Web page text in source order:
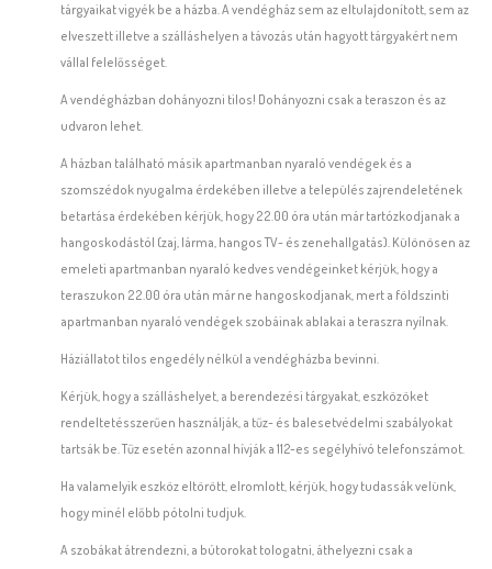
tárgyaikat vigyék be a házba. A vendégház sem az eltulajdonított, sem az
elveszett illetve a szálláshelyen a távozás után hagyott tárgyakért nem
vállal felelősséget.
A vendégházban dohányozni tilos! Dohányozni csak a teraszon és az
udvaron lehet.
A házban található másik apartmanban nyaraló vendégek és a
szomszédok nyugalma érdekében illetve a település zajrendeletének
betartása érdekében kérjük, hogy 22.00 óra után már tartózkodjanak a
hangoskodástól (zaj, lárma, hangos TV- és zenehallgatás). Különösen az
emeleti apartmanban nyaraló kedves vendégeinket kérjük, hogy a
teraszukon 22.00 óra után már ne hangoskodjanak, mert a földszinti
apartmanban nyaraló vendégek szobáinak ablakai a teraszra nyílnak.
Háziállatot tilos engedély nélkül a vendégházba bevinni.
Kérjük, hogy a szálláshelyet, a berendezési tárgyakat, eszközöket
rendeltetésszerűen használják, a tűz- és balesetvédelmi szabályokat
tartsák be. Tűz esetén azonnal hívják a 112-es segélyhívó telefonszámot.
Ha valamelyik eszköz eltörött, elromlott, kérjük, hogy tudassák velünk,
hogy minél előbb pótolni tudjuk.
A szobákat átrendezni, a bútorokat tologatni, áthelyezni csak a